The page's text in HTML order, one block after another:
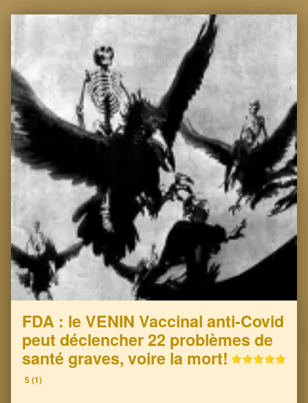
FDA : le VENIN Vaccinal anti-Covid
peut déclencher 22 problèmes de
santé graves, voire la mort!
5 (1)